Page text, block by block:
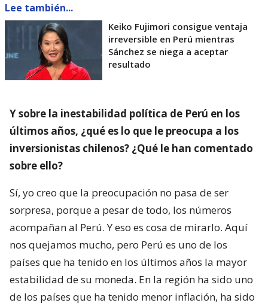
Lee también...
Keiko Fujimori consigue ventaja
irreversible en Perú mientras
Sánchez se niega a aceptar
resultado
Y sobre la inestabilidad política de Perú en los
últimos años, ¿qué es lo que le preocupa a los
inversionistas chilenos? ¿Qué le han comentado
sobre ello?
Sí, yo creo que la preocupación no pasa de ser
sorpresa, porque a pesar de todo, los números
acompañan al Perú. Y eso es cosa de mirarlo. Aquí
nos quejamos mucho, pero Perú es uno de los
países que ha tenido en los últimos años la mayor
estabilidad de su moneda. En la región ha sido uno
de los países que ha tenido menor inflación, ha sido